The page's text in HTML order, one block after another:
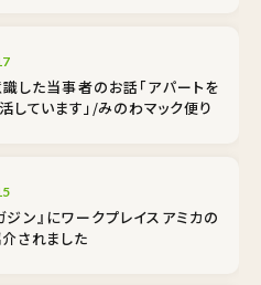
した当事者のお話「アパートを
しています」/みのわマック便り
ジン』にワークプレイスアミカの
されました